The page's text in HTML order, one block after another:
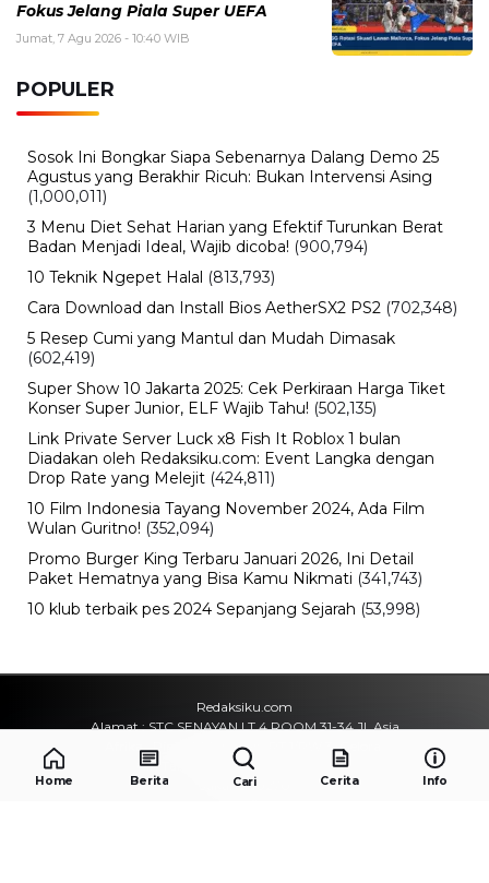
Fokus Jelang Piala Super UEFA
Jumat, 7 Agu 2026 - 10:40 WIB
POPULER
Sosok Ini Bongkar Siapa Sebenarnya Dalang Demo 25
Agustus yang Berakhir Ricuh: Bukan Intervensi Asing
(1,000,011)
3 Menu Diet Sehat Harian yang Efektif Turunkan Berat
Badan Menjadi Ideal, Wajib dicoba! (900,794)
10 Teknik Ngepet Halal (813,793)
Cara Download dan Install Bios AetherSX2 PS2 (702,348)
5 Resep Cumi yang Mantul dan Mudah Dimasak
(602,419)
Super Show 10 Jakarta 2025: Cek Perkiraan Harga Tiket
Konser Super Junior, ELF Wajib Tahu! (502,135)
Link Private Server Luck x8 Fish It Roblox 1 bulan
Diadakan oleh Redaksiku.com: Event Langka dengan
Drop Rate yang Melejit (424,811)
10 Film Indonesia Tayang November 2024, Ada Film
Wulan Guritno! (352,094)
Promo Burger King Terbaru Januari 2026, Ini Detail
Paket Hematnya yang Bisa Kamu Nikmati (341,743)
10 klub terbaik pes 2024 Sepanjang Sejarah (53,998)
Redaksiku.com
Alamat : STC SENAYAN LT.4 ROOM 31-34 Jl. Asia
Afrika , Pintu IX Senayan, RT.1/RW.3, Gelora,
Kecamatan Tanah Abang, Daerah Khusus Ibukota
Jakarta 10270
Home Berita Cari Cerita Info